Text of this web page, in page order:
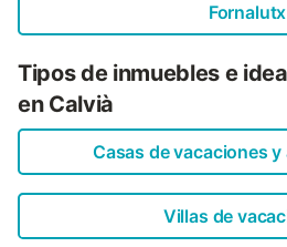
Fornalutx
Tipos de inmuebles e
en Calvià
Casas de vacaciones
Villas de